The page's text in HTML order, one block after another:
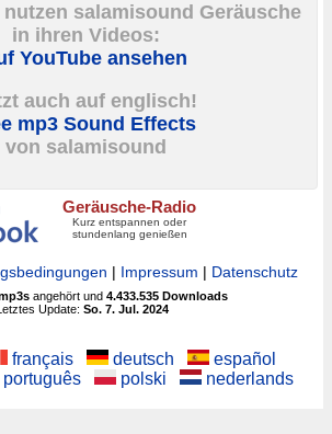
salamisound Geräusche
in ihren Videos:
YouTube ansehen
auch auf englisch!
mp3 Sound Effects
von salamisound
Geräusche-Radio
Kurz entspannen oder
stundenlang genießen
| Impressum | Datenschutz
angehört und4.433.535 Downloads
Letztes Update: So. 7. Jul. 2024
français deutsch
español
português polski nederlands